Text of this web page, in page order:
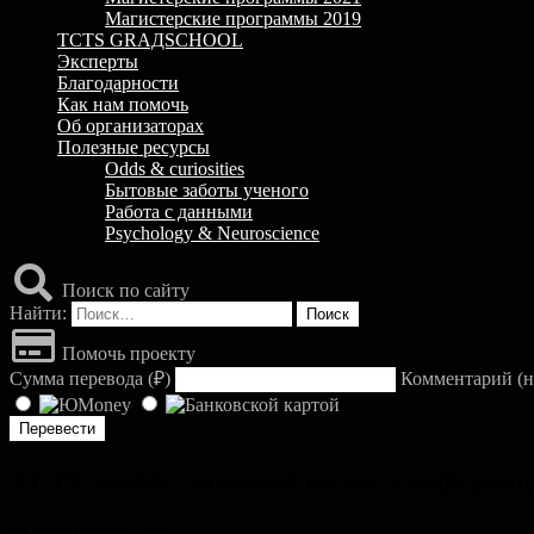
Магистерские программы 2019
TCTS GRАДSCHOOL
Эксперты
Благодарности
Как нам помочь
Об организаторах
Полезные ресурсы
Odds & curiosities
Бытовые заботы ученого
Работа с данными
Psychology & Neuroscience
Поиск по сайту
Найти:
Помочь проекту
Сумма перевода (₽) Комментарий